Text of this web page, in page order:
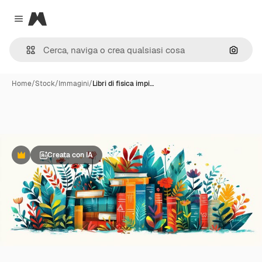
Close menu
Magnific
Cerca
Home/Stock/Immagini/Libri di fisica impi…
PremiumCreata con IA